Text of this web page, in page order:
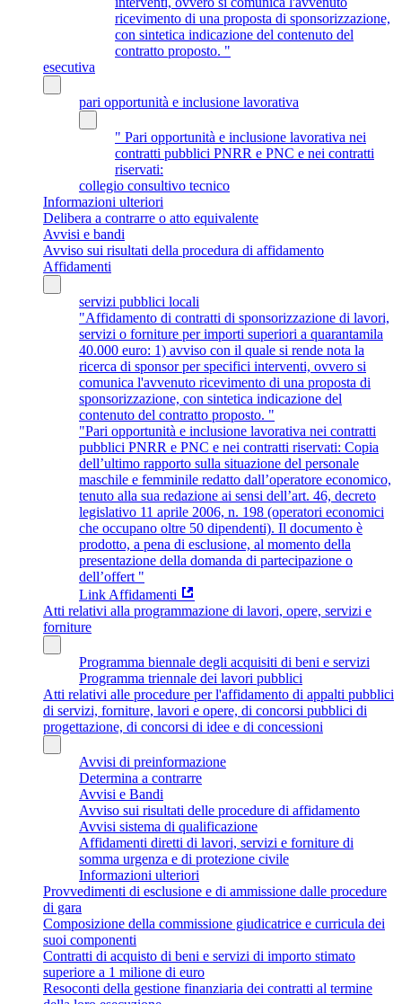
ricevimento di una proposta di sponsorizzazione,
con sintetica indicazione del contenuto del
contratto proposto. "
esecutiva
pari opportunità e inclusione lavorativa
" Pari opportunità e inclusione lavorativa nei
contratti pubblici PNRR e PNC e nei contratti
riservati:
collegio consultivo tecnico
Informazioni ulteriori
Delibera a contrarre o atto equivalente
Avvisi e bandi
Avviso sui risultati della procedura di affidamento
Affidamenti
servizi pubblici locali
"Affidamento di contratti di sponsorizzazione di lavori,
servizi o forniture per importi superiori a quarantamila
40.000 euro: 1) avviso con il quale si rende nota la
ricerca di sponsor per specifici interventi, ovvero si
comunica l'avvenuto ricevimento di una proposta di
sponsorizzazione, con sintetica indicazione del
contenuto del contratto proposto. "
"Pari opportunità e inclusione lavorativa nei contratti
pubblici PNRR e PNC e nei contratti riservati: Copia
dell’ultimo rapporto sulla situazione del personale
maschile e femminile redatto dall’operatore economico,
tenuto alla sua redazione ai sensi dell’art. 46, decreto
legislativo 11 aprile 2006, n. 198 (operatori economici
che occupano oltre 50 dipendenti). Il documento è
prodotto, a pena di esclusione, al momento della
presentazione della domanda di partecipazione o
dell’offert "
Link Affidamenti
Atti relativi alla programmazione di lavori, opere, servizi e
forniture
Programma biennale degli acquisiti di beni e servizi
Programma triennale dei lavori pubblici
Atti relativi alle procedure per l'affidamento di appalti pubblici
di servizi, forniture, lavori e opere, di concorsi pubblici di
progettazione, di concorsi di idee e di concessioni
Avvisi di preinformazione
Determina a contrarre
Avvisi e Bandi
Avviso sui risultati delle procedure di affidamento
Avvisi sistema di qualificazione
Affidamenti diretti di lavori, servizi e forniture di
somma urgenza e di protezione civile
Informazioni ulteriori
Provvedimenti di esclusione e di ammissione dalle procedure
di gara
Composizione della commissione giudicatrice e curricula dei
suoi componenti
Contratti di acquisto di beni e servizi di importo stimato
superiore a 1 milione di euro
Resoconti della gestione finanziaria dei contratti al termine